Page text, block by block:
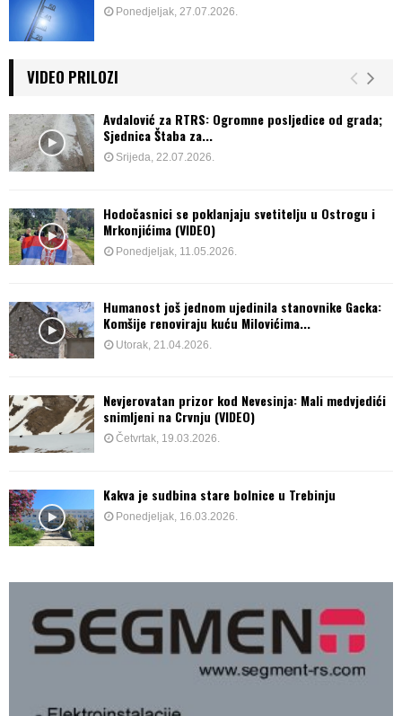
Ponedjeljak, 27.07.2026.
VIDEO PRILOZI
Avdalović za RTRS: Ogromne posljedice od grada;
Sjednica Štaba za...
Srijeda, 22.07.2026.
Hodočasnici se poklanjaju svetitelju u Ostrogu i
Mrkonjićima (VIDEO)
Ponedjeljak, 11.05.2026.
Humanost još jednom ujedinila stanovnike Gacka:
Komšije renoviraju kuću Milovićima...
Utorak, 21.04.2026.
Nevjerovatan prizor kod Nevesinja: Mali medvjedići
snimljeni na Crvnju (VIDEO)
Četvrtak, 19.03.2026.
Kakva je sudbina stare bolnice u Trebinju
Ponedjeljak, 16.03.2026.